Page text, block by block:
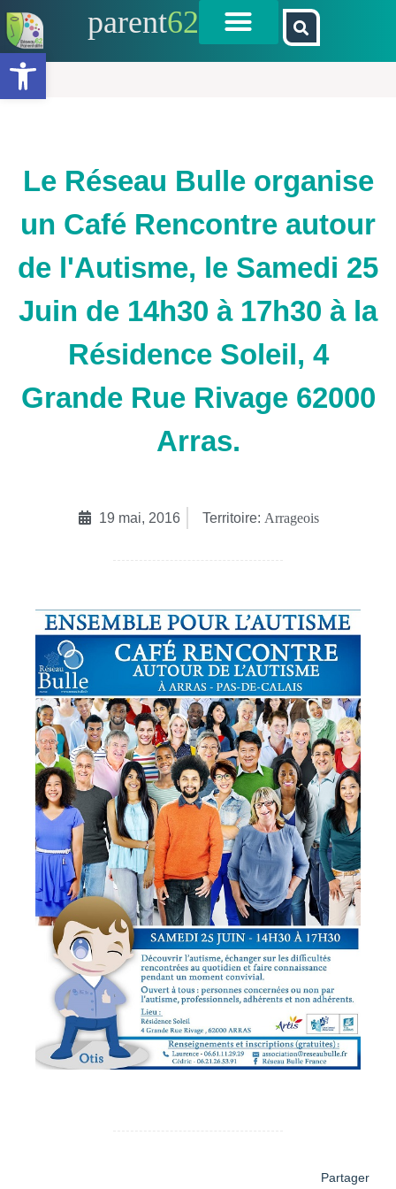
Ouvrir la barre d’outils
parent62
Le Réseau Bulle organise
un Café Rencontre autour
de l'Autisme, le Samedi 25
Juin de 14h30 à 17h30 à la
Résidence Soleil, 4
Grande Rue Rivage 62000
Arras.
19 mai, 2016 Territoire: Arrageois
Partager